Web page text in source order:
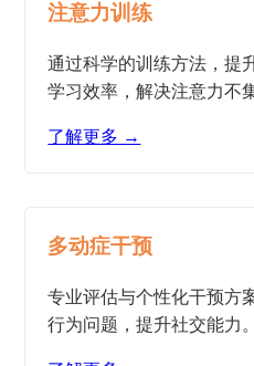
注意力训练
通过科学的训练方法，提
学习效率，解决注意力不
了解更多 →
多动症干预
专业评估与个性化干预方
行为问题，提升社交能力。